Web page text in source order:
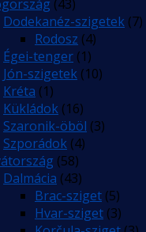
(43)
Dodekanéz-szigetek (7)
Rodosz (4)
Égei-tenger (1)
Jón-szigetek (10)
Kréta (1)
Kükládok (16)
Szaronik-öböl (3)
Szporádok (4)
(58)
Dalmácia (43)
Brac-sziget (5)
Hvar-sziget (3)